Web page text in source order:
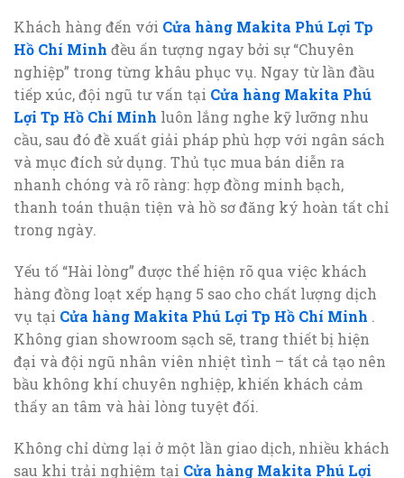
Khách hàng đến với Cửa hàng Makita Phú Lợi Tp
Hồ Chí Minh đều ấn tượng ngay bởi sự “Chuyên
nghiệp” trong từng khâu phục vụ. Ngay từ lần đầu
tiếp xúc, đội ngũ tư vấn tại Cửa hàng Makita Phú
Lợi Tp Hồ Chí Minh luôn lắng nghe kỹ lưỡng nhu
cầu, sau đó đề xuất giải pháp phù hợp với ngân sách
và mục đích sử dụng. Thủ tục mua bán diễn ra
nhanh chóng và rõ ràng: hợp đồng minh bạch,
thanh toán thuận tiện và hồ sơ đăng ký hoàn tất chỉ
trong ngày.
Yếu tố “Hài lòng” được thể hiện rõ qua việc khách
hàng đồng loạt xếp hạng 5 sao cho chất lượng dịch
vụ tại Cửa hàng Makita Phú Lợi Tp Hồ Chí Minh .
Không gian showroom sạch sẽ, trang thiết bị hiện
đại và đội ngũ nhân viên nhiệt tình – tất cả tạo nên
bầu không khí chuyên nghiệp, khiến khách cảm
thấy an tâm và hài lòng tuyệt đối.
Không chỉ dừng lại ở một lần giao dịch, nhiều khách
sau khi trải nghiệm tại Cửa hàng Makita Phú Lợi